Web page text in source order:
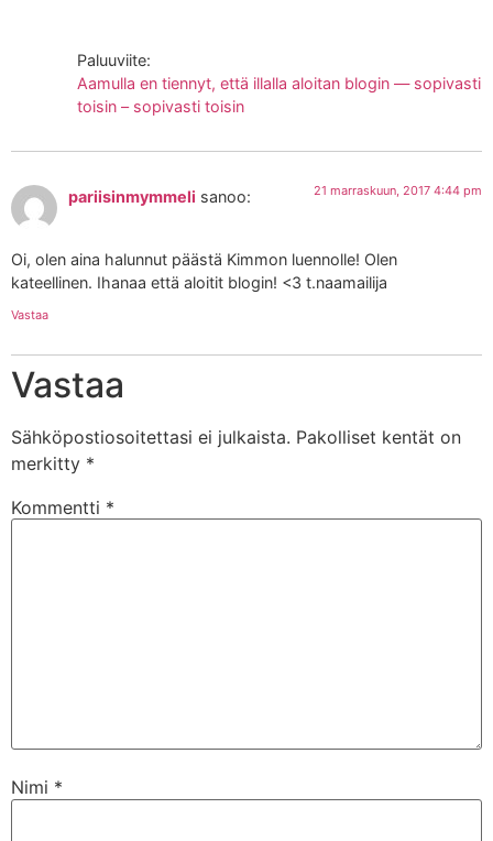
Paluuviite:
Aamulla en tiennyt, että illalla aloitan blogin — sopivasti
toisin – sopivasti toisin
pariisinmymmeli sanoo: 21 marraskuun, 2017 4:44 pm
Oi, olen aina halunnut päästä Kimmon luennolle! Olen
kateellinen. Ihanaa että aloitit blogin! <3 t.naamailija
Vastaa
Vastaa
Sähköpostiosoitettasi ei julkaista. Pakolliset kentät on
merkitty *
Kommentti *
Nimi *